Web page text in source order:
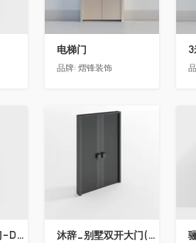
电梯门
品牌: 熠锋装饰
骊住木门-室内门-DAA静音门-YY漆白色-方形把手 沐辞_别墅双开大门(中型)(漏光加厚度)